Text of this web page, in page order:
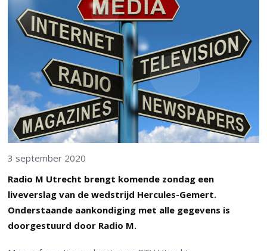
3 september 2020
Radio M Utrecht brengt komende zondag een
liveverslag van de wedstrijd Hercules-Gemert.
Onderstaande aankondiging met alle gegevens is
doorgestuurd door Radio M.